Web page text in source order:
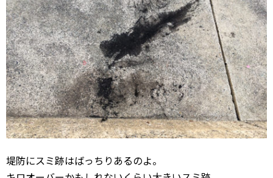
堤防にスミ跡はばっちりあるのよ。